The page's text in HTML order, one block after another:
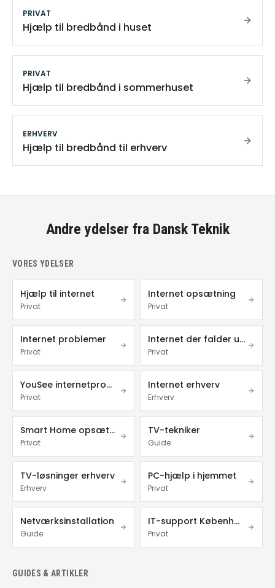
PRIVAT
Hjælp til bredbånd i huset
PRIVAT
Hjælp til bredbånd i sommerhuset
ERHVERV
Hjælp til bredbånd til erhverv
Andre ydelser fra Dansk Teknik
VORES YDELSER
Hjælp til internet
Privat
Internet opsætning
Privat
Internet problemer
Privat
Internet der falder ud
Privat
YouSee internetproblemer
Privat
Internet erhverv
Erhverv
Smart Home opsætning
Privat
TV-tekniker
Guide
TV-løsninger erhverv
Erhverv
PC-hjælp i hjemmet
Privat
Netværksinstallation
Guide
IT-support København
Privat
GUIDES & ARTIKLER